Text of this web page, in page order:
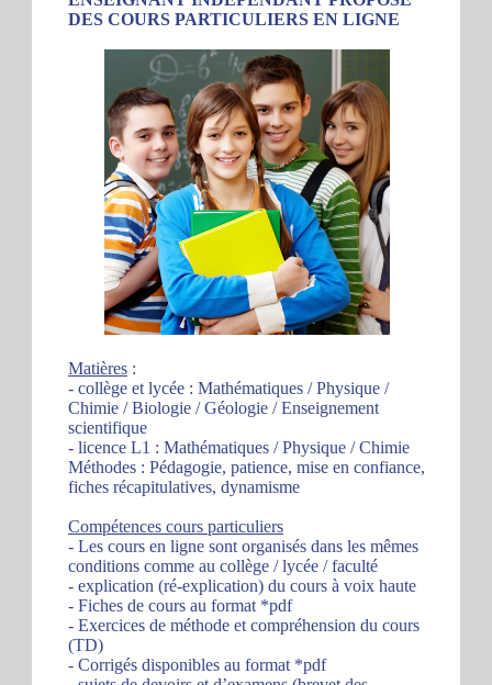
DES COURS PARTICULIERS EN LIGNE
Matières :
- collège et lycée : Mathématiques / Physique /
Chimie / Biologie / Géologie / Enseignement
scientifique
- licence L1 : Mathématiques / Physique / Chimie
Méthodes : Pédagogie, patience, mise en confiance,
fiches récapitulatives, dynamisme
Compétences cours particuliers
- Les cours en ligne sont organisés dans les mêmes
conditions comme au collège / lycée / faculté
- explication (ré-explication) du cours à voix haute
- Fiches de cours au format *pdf
- Exercices de méthode et compréhension du cours
(TD)
- Corrigés disponibles au format *pdf